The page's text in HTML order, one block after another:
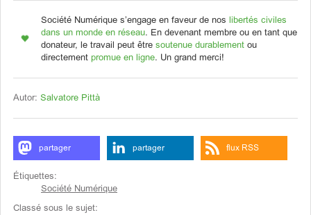
Société Numérique s’engage en faveur de nos
libertés civiles
dans un monde en réseau. En devenant membre ou en tant que
donateur, le travail peut être soutenue durablement ou
directement promue en ligne. Un grand merci!
Autor: Salvatore Pittà
partager partager flux RSS
Étiquettes:
Société Numérique
Classé sous le sujet: